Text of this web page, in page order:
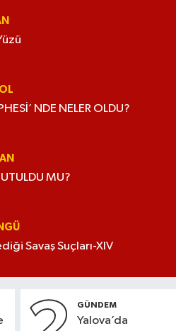
NDE NELER OLDU?
MU?
Savaş Suçları-XIV
GÜNDEM
Yalova’da